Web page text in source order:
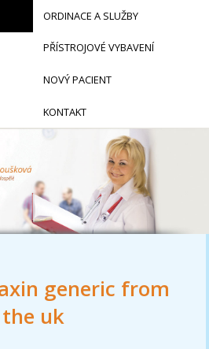
generic from
the uk
ORDINACE A SLUŽBY
PŘÍSTROJOVÉ VYBAVENÍ
NOVÝ PACIENT
KONTAKT